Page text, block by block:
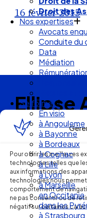
Pour offrir les meilleures
technologies telles que
aux informations des
technologies nous
comportement de
ne pas consentir ou de
négatif sur certaines
Nos expertises
Avocats
Conduite du
Data
Médiation
Se former
En visio
à Angouleme
à Bayonne
à Bordeaux
à Cognac
à Lille
à Lyon
à Marseille
en Occitanie
dans les
à Strasbourg
Droit Social :
16 février 2015
Ellipse
Réseau
de